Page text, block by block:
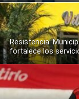
Resistencia:
fortalece los